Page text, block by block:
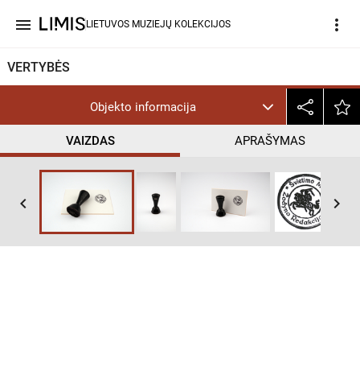
menu LIETUVOS MUZIEJŲ KOLEKCIJOS more_vert
VERTYBĖS
Objekto informacija
VAIZDAS APRAŠYMAS
keyboard_arrow_left keyboard_arrow_right